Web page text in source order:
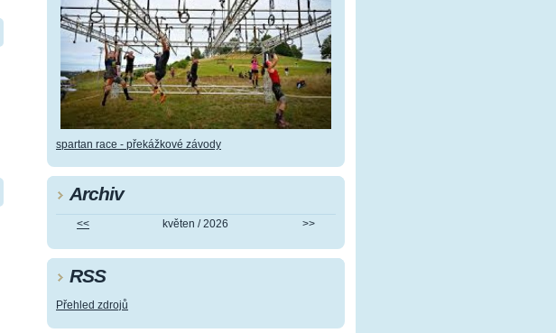
spartan race - překážkové závody
Archiv
<< květen / 2026 >>
RSS
Přehled zdrojů